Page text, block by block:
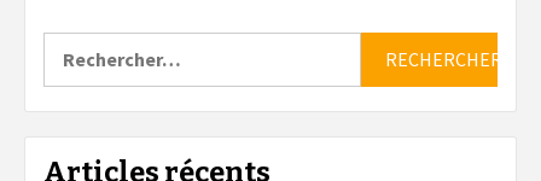
Articles récents